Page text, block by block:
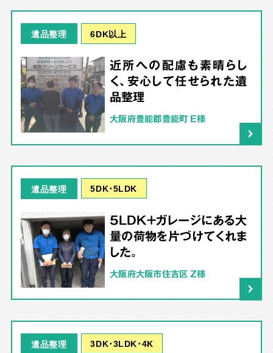
遺品整理 6DK以上
近所への配慮も素晴らし
く、安心して任せられた遺
品整理
大阪府豊能郡豊能町 E様
遺品整理 5DK･5LDK
5LDK＋ガレージにある大
量の荷物を片づけてくれま
した。
大阪府大阪市住吉区 Z様
遺品整理 3DK･3LDK･4K